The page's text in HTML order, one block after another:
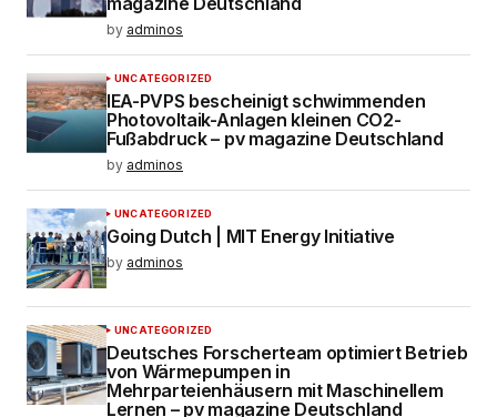
by adminos
UNCATEGORIZED
IEA-PVPS bescheinigt schwimmenden
Photovoltaik-Anlagen kleinen CO2-
Fußabdruck – pv magazine Deutschland
by adminos
UNCATEGORIZED
Going Dutch | MIT Energy Initiative
by adminos
UNCATEGORIZED
Deutsches Forscherteam optimiert Betrieb
von Wärmepumpen in
Mehrparteienhäusern mit Maschinellem
Lernen – pv magazine Deutschland